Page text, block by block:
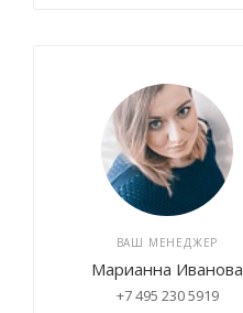
ВАШ МЕНЕДЖЕР
Марианна Иванова
+7 495 230 5919